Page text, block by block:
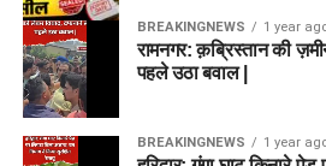
Process)
DSSSB पारदर्शी और योग्यता-आधारित
है। अलग-अलग पदों के लिए चयन के चरण
सामान्य तौर पर प्रक्रिया निम्नलिखित चरणों में
BREAKINGNEWS 1 year
रामनगर: क़ब्रिस्तान की
पहले उठा बवाल |
BREAKINGNEWS 1 year